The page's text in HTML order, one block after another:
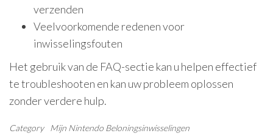
verzenden
Veelvoorkomende redenen voor
inwisselingsfouten
Het gebruik van de FAQ-sectie kan u helpen effectief
te troubleshooten en kan uw probleem oplossen
zonder verdere hulp.
Category Mijn Nintendo Beloningsinwisselingen